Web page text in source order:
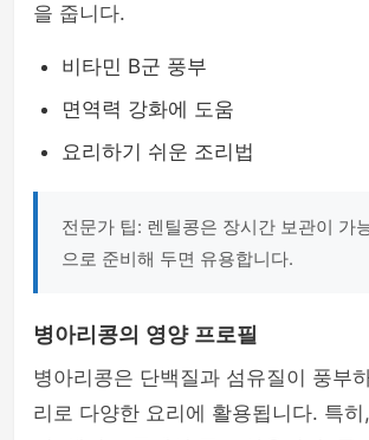
을 줍니다.
비타민 B군 풍부
면역력 강화에 도움
요리하기 쉬운 조리법
전문가 팁: 렌틸콩은 장시간 보관이 가
으로 준비해 두면 유용합니다.
병아리콩의 영양 프로필
병아리콩은 단백질과 섬유질이 풍부
리로 다양한 요리에 활용됩니다. 특히